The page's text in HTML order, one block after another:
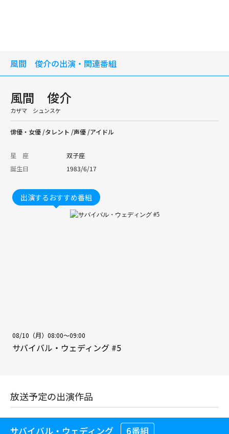
風間 俊介の出演・関連番組
風間 俊介
カザマ シュンスケ
俳優・女優 /タレント /声優 /アイドル
星 座
双子座
誕生日
1983/6/17
出演するおすすめ番組
08/10（月）08:00～09:00
サバイバル・ウェディング #5
放送予定の出演作品
サバイバル・ウェディング 6番組